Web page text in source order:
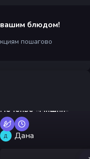
блюдом!
пошагово
Печенье «Мишки»
Д Дана